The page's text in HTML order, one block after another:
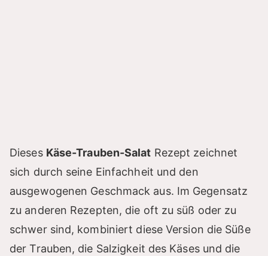
Dieses Käse-Trauben-Salat Rezept zeichnet
sich durch seine Einfachheit und den
ausgewogenen Geschmack aus. Im Gegensatz
zu anderen Rezepten, die oft zu süß oder zu
schwer sind, kombiniert diese Version die Süße
der Trauben, die Salzigkeit des Käses und die